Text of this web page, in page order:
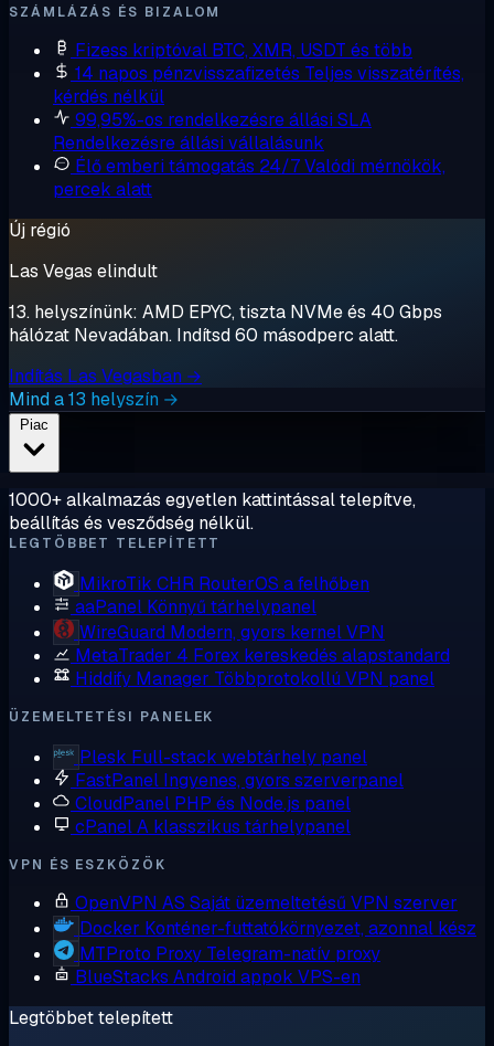
SZÁMLÁZÁS ÉS BIZALOM
Fizess kriptóval BTC, XMR, USDT és több
14 napos pénzvisszafizetés Teljes visszatérítés,
kérdés nélkül
99,95%-os rendelkezésre állási SLA
Rendelkezésre állási vállalásunk
Élő emberi támogatás 24/7Valódi mérnökök,
percek alatt
Új régió
Las Vegas elindult
13. helyszínünk: AMD EPYC, tiszta NVMe és 40 Gbps
hálózat Nevadában. Indítsd 60 másodperc alatt.
Indítás Las Vegasban →
Mind a 13 helyszín →
1000+ alkalmazás egyetlen kattintással telepítve,
beállítás és vesződség nélkül.
LEGTÖBBET TELEPÍTETT
MikroTik CHR RouterOS a felhőben
aaPanel Könnyű tárhelypanel
WireGuard Modern, gyors kernel VPN
MetaTrader 4 Forex kereskedés alapstandard
Hiddify Manager Többprotokollú VPN panel
ÜZEMELTETÉSI PANELEK
Plesk Full-stack webtárhely panel
FastPanel Ingyenes, gyors szerverpanel
CloudPanel PHP és Node.js panel
cPanelA klasszikus tárhelypanel
VPN ÉS ESZKÖZÖK
OpenVPN AS Saját üzemeltetésű VPN szerver
Docker Konténer-futtatókörnyezet, azonnal kész
MTProto Proxy Telegram-natív proxy
BlueStacks Android appok VPS-en
Legtöbbet telepített